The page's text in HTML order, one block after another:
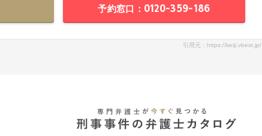
予約窓口：0120-359-186
引用元：https://keiji.vbest.jp/